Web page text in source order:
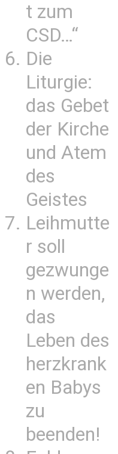
t zum
CSD…“
Die
Liturgie:
das Gebet
der Kirche
und Atem
des
Geistes
Leihmutte
r soll
gezwunge
n werden,
das
Leben des
herzkrank
en Babys
zu
beenden!